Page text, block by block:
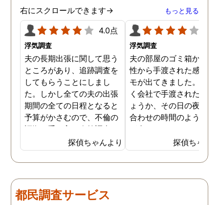
右にスクロールできます→ もっと見る
4.0点
浮気調査
夫の長期出張に関して思う
ところがあり、追跡調査を
してもらうことにしまし
た。しかし全ての夫の出張
期間の全ての日程となると
予算がかさむので、不倫の
証拠が手に入り次第調査を
打ち切ってもらう契約にし
ました。調査初日、その日
は夫は本当に仕事をしてい
目、夫は仕事を休みにして
おり、出張先で女性と1日
探偵ちゃんより
浮気調査
夫の部屋のゴミ箱から、
性から手渡された感じの
モが出てきました。おそ
く会社で手渡されたので
ょうか、その日の夜の待
合わせの時間のようなも
が書かれていました。こ
時になんとなく嫌な予感
したので、夫の身辺調査
会社での過ごし方を探偵
探偵に夫の会社の場所を
探偵ちゃん
都民調査サービス